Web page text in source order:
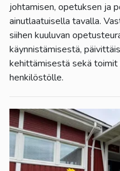
johtamisen, opetuksen ja
ainutlaatuisella tavalla.
siihen kuuluvan
käynnistämisestä,
kehittämisestä sekä toimit
henkilöstölle.